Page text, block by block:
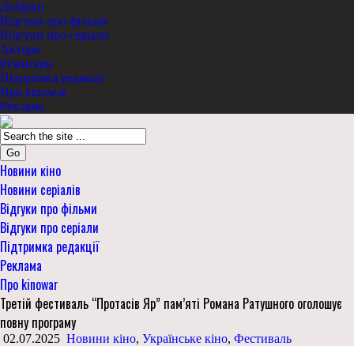
Добірки
Відгуки про фільми
Відгуки про серіали
Актори
Режисери
Підтримка редакції
Про kinowar
Реклама
Go
Новини кіно
Новини серіалів
Відгуки про фільми
Відгуки про серіали
Підтримка редакції
Реклама
Про kinowar
Третій фестиваль “Протасів Яр” пам’яті Романа Ратушного оголошує
повну програму
02.07.2025 Новини кіно, Українське кіно, Фестиваль